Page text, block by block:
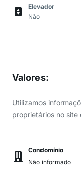
Elevador
Não
Valores:
Utilizamos
proprietários no
Condomínio
Não informado